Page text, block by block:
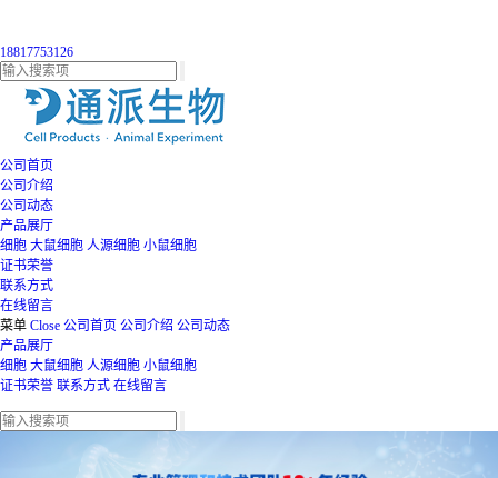
18817753126
公司首页
公司介绍
公司动态
产品展厅
细胞 大鼠细胞 人源细胞 小鼠细胞
证书荣誉
联系方式
在线留言
菜单 Close 公司首页 公司介绍 公司动态
产品展厅
细胞 大鼠细胞 人源细胞 小鼠细胞
证书荣誉 联系方式 在线留言